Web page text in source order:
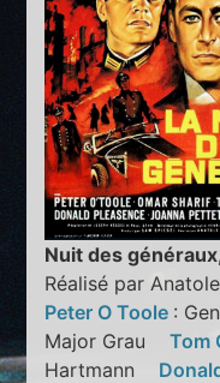
Nuit des
Réalisé par
Peter O Toole :
Major GrauTom
Hartmann